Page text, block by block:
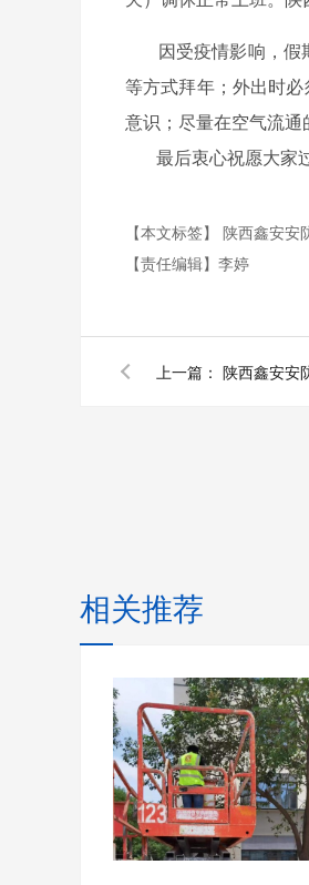
因受疫情影响，假
等方式拜年；外出时
意识；尽量在空气流通
最后衷心祝愿大家过
【本文标签】 陕西鑫安安
【责任编辑】 李婷
上一篇：
相关推荐